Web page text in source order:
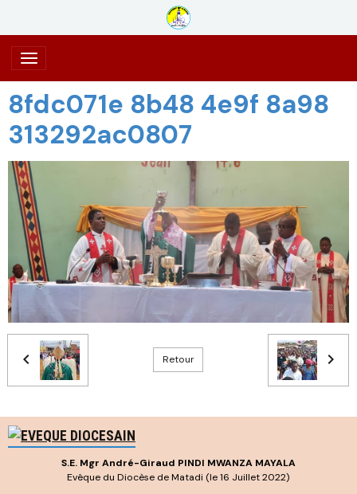
8fdc071e 8b48 4e9f 8a98
313292ac0807
Retour
S.E. Mgr André-Giraud PINDI MWANZA MAYALA
Evêque du Diocèse de Matadi (le 16 Juillet 2022)